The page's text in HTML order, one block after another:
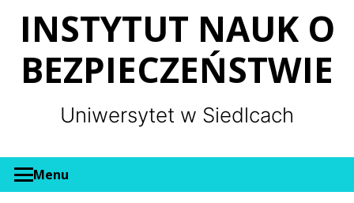
INSTYTUT NAUK O
BEZPIECZEŃSTWIE
Uniwersytet w Siedlcach
Menu